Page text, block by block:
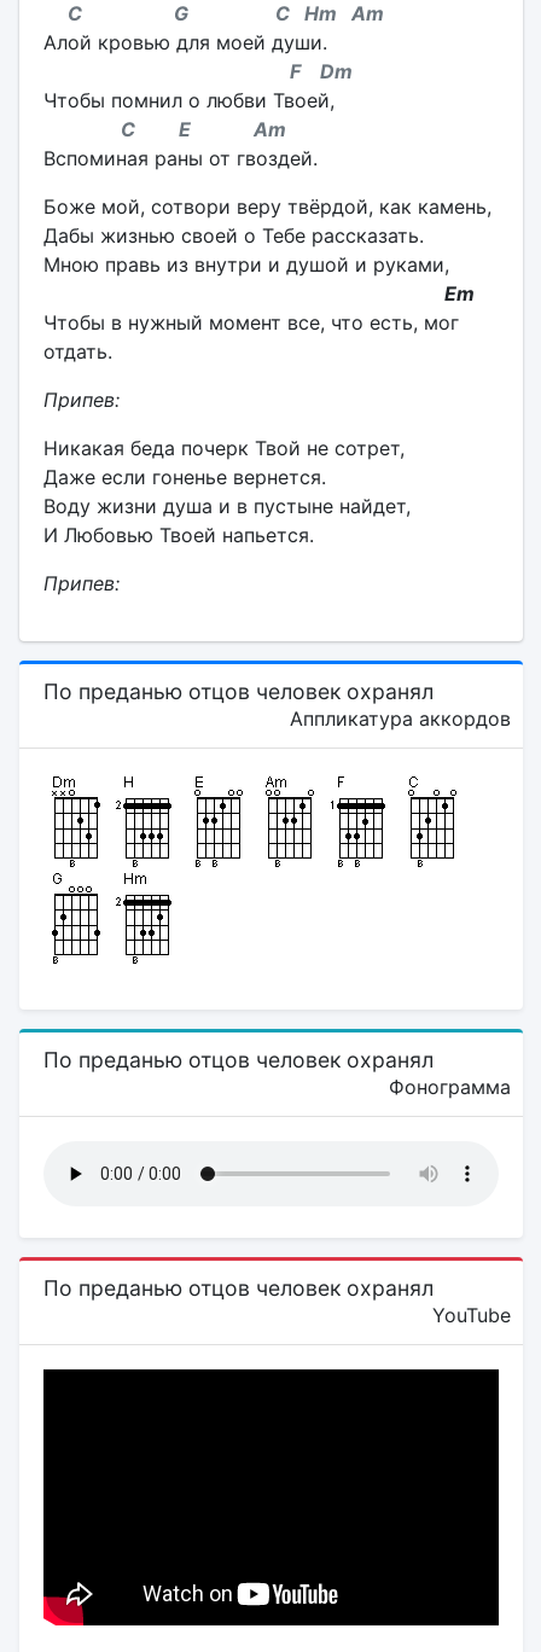
C G C Hm Am
Алой кровью для моей души.
F Dm
Чтобы помнил о любви Твоей,
C E Am
Вспоминая раны от гвоздей.
Боже мой, сотвори веру твёрдой, как камень,
Дабы жизнью своей о Тебе рассказать.
Мною правь из внутри и душой и руками,
Em
Чтобы в нужный момент все, что есть, мог
отдать.
Припев:
Никакая беда почерк Твой не сотрет,
Даже если гоненье вернется.
Воду жизни душа и в пустыне найдет,
И Любовью Твоей напьется.
Припев:
По преданью отцов человек охранял
Аппликатура аккордов
По преданью отцов человек охранял
Фонограмма
По преданью отцов человек охранял
YouTube